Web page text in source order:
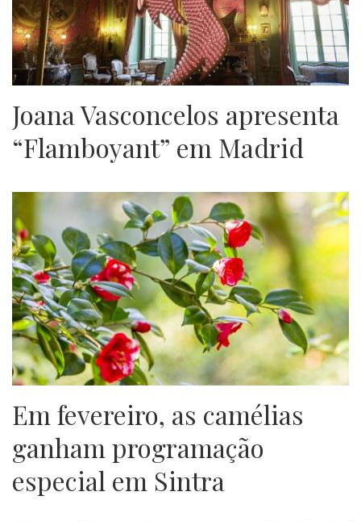
Joana Vasconcelos apresenta
“Flamboyant” em Madrid
Em fevereiro, as camélias
ganham programação
especial em Sintra